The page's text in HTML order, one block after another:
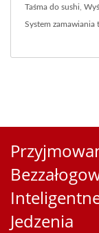
Taśma do sushi
System zamawiania
Jedzenia